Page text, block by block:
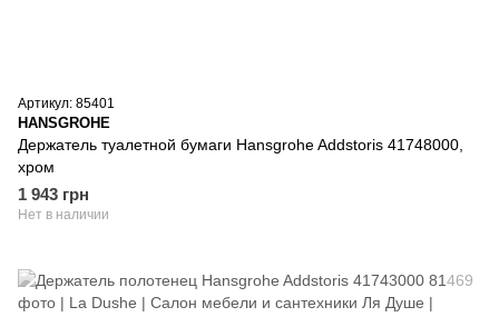
Артикул: 85401
HANSGROHE
Держатель туалетной бумаги Hansgrohe Addstoris 41748000,
хром
1 943 грн
Нет в наличии